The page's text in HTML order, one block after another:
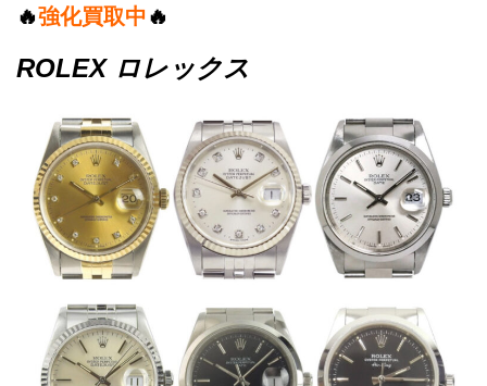
🔥強化買取中🔥
ROLEX ロレックス